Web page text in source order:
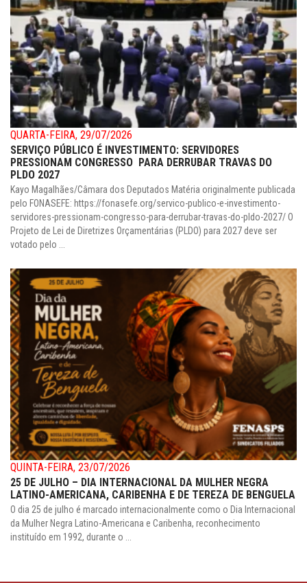
QUARTA-FEIRA, 29/07/2026
SERVIÇO PÚBLICO É INVESTIMENTO: SERVIDORES
PRESSIONAM CONGRESSO PARA DERRUBAR TRAVAS DO
PLDO 2027
Kayo Magalhães/Câmara dos Deputados Matéria originalmente publicada
pelo FONASEFE: https://fonasefe.org/servico-publico-e-investimento-
servidores-pressionam-congresso-para-derrubar-travas-do-pldo-2027/ O
Projeto de Lei de Diretrizes Orçamentárias (PLDO) para 2027 deve ser
votado pelo ...
QUINTA-FEIRA, 23/07/2026
25 DE JULHO – DIA INTERNACIONAL DA MULHER NEGRA
LATINO-AMERICANA, CARIBENHA E DE TEREZA DE BENGUELA
O dia 25 de julho é marcado internacionalmente como o Dia Internacional
da Mulher Negra Latino-Americana e Caribenha, reconhecimento
instituído em 1992, durante o ...